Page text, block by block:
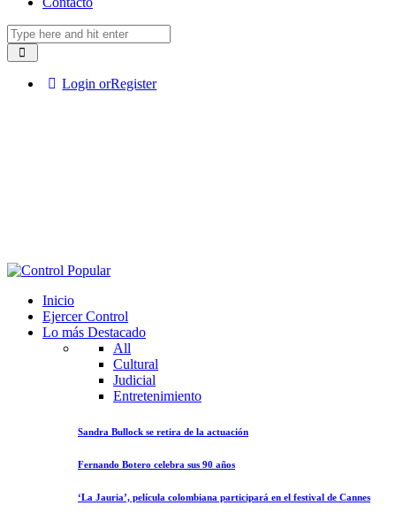
Login orRegister
Inicio
Ejercer Control
Lo más Destacado
All
Cultural
Judicial
Entretenimiento
Sandra Bullock se retira de la actuación
Fernando Botero celebra sus 90 años
‘La Jauria’, película colombiana participará en el festival de Cannes